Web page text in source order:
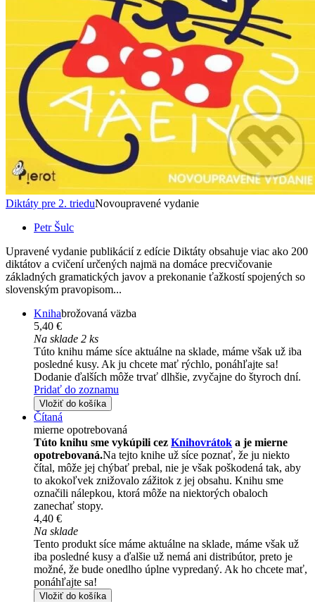
Diktáty pre 2. trieduNovoupravené vydanie
Petr Šulc
Upravené vydanie publikácií z edície Diktáty obsahuje viac ako 200
diktátov a cvičení určených najmä na domáce precvičovanie
základných gramatických javov a prekonanie ťažkostí spojených so
slovenským pravopisom...
Knihabrožovaná väzba
5,40 €
Na sklade 2 ks
Túto knihu máme síce aktuálne na sklade, máme však už iba
posledné kusy. Ak ju chcete mať rýchlo, ponáhľajte sa!
Dodanie ďalších môže trvať dlhšie, zvyčajne do štyroch dní.
Pridať do zoznamu
Vložiť do košíka
Čítaná
mierne opotrebovaná
Túto knihu sme vykúpili cez Knihovrátok a je mierne
opotrebovaná.Na tejto knihe už síce poznať, že ju niekto
čítal, môže jej chýbať prebal, nie je však poškodená tak, aby
to akokoľvek znižovalo zážitok z jej obsahu. Knihu sme
označili nálepkou, ktorá môže na niektorých obaloch
zanechať stopy.
4,40 €
Na sklade
Tento produkt síce máme aktuálne na sklade, máme však už
iba posledné kusy a ďalšie už nemá ani distribútor, preto je
možné, že bude onedlho úplne vypredaný. Ak ho chcete mať,
ponáhľajte sa!
Vložiť do košíka